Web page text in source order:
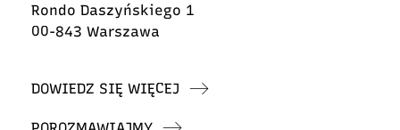
Rondo Daszyńskiego 1
00-843 Warszawa
DOWIEDZ SIĘ WIĘCEJ